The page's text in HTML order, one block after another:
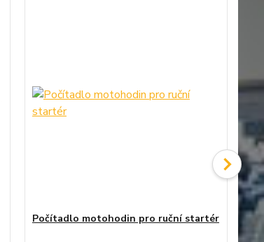
Počítadlo motohodin pro ruční startér